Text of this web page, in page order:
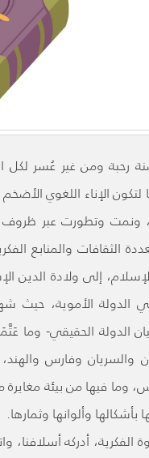
رحبة ومن غير عُسر
لتكون الإناء اللغوي
ونمت وتطورت عبر
الثقافات والمنابع
إلى ولادة الدين
الأموية، حيث
الدولة الحقيقي- وما
والسريان وفارس
وما فيها من بيئة مغايرة
بأشكالها وألوانها وثمارها.
الفكرية، أدركه